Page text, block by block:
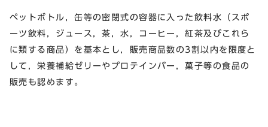
ペットボトル，缶等の密閉式の容器に入った飲料水（スポ
ーツ飲料，ジュース，茶，水，コーヒー，紅茶及びこれら
に類する商品）を基本とし，販売商品数の3割以内を限度と
して，栄養補給ゼリーやプロテインバー，菓子等の食品の
販売も認めます。